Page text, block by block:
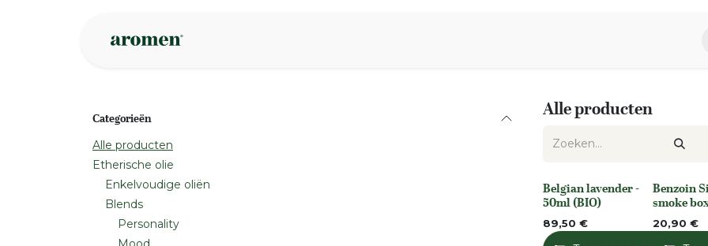
Categorieën
Alle producten
Etherische olie
Enkelvoudige oliën
Blends
Personality
Alle producten
None
Belgian lavender -
50ml (BIO)
89,50 €
None
Benzoin
smoke
20,90 €